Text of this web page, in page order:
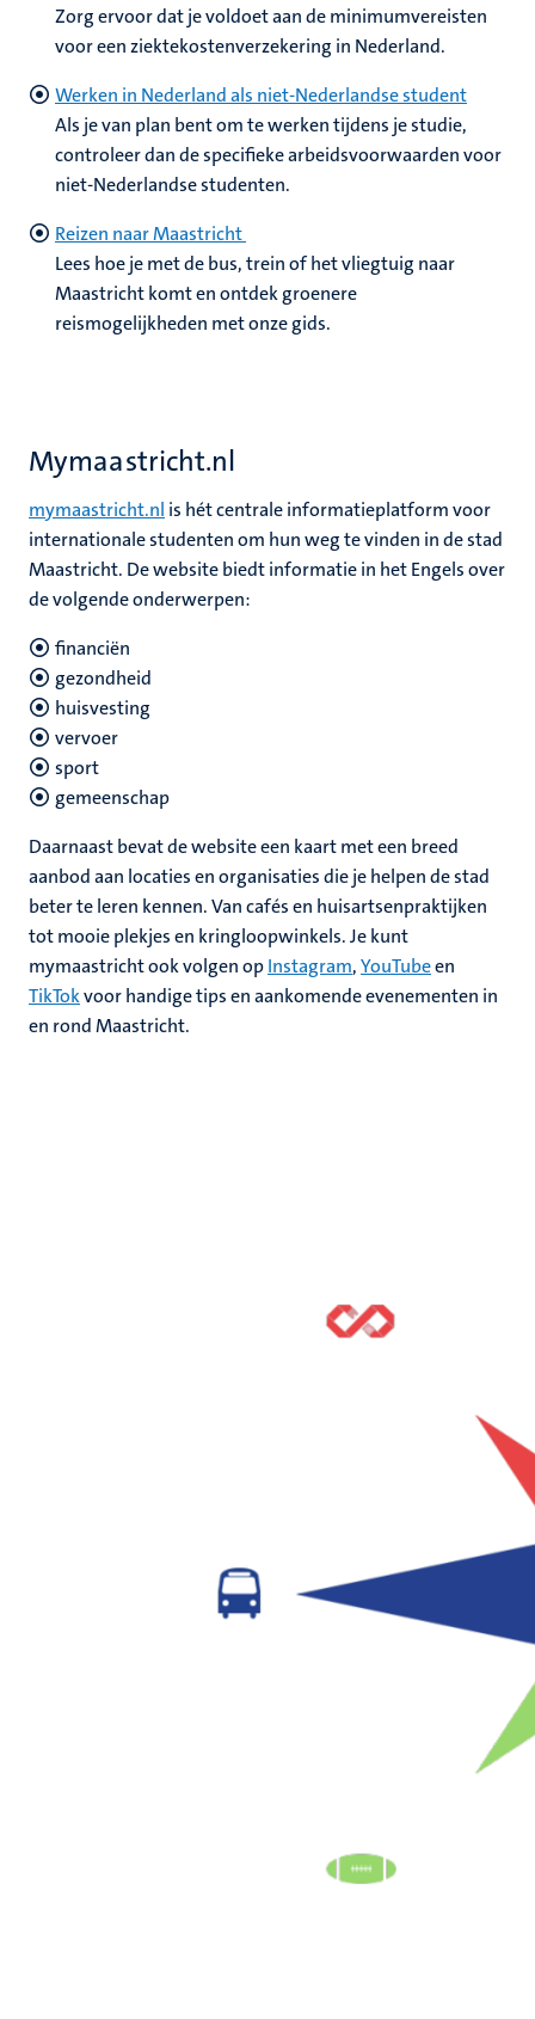
Zorg ervoor dat je voldoet aan de minimumvereisten
voor een ziektekostenverzekering in Nederland.
Werken in Nederland als niet-Nederlandse student
Als je van plan bent om te werken tijdens je studie,
controleer dan de specifieke arbeidsvoorwaarden voor
niet-Nederlandse studenten.
Reizen naar Maastricht
Lees hoe je met de bus, trein of het vliegtuig naar
Maastricht komt en ontdek groenere
reismogelijkheden met onze gids.
Mymaastricht.nl
mymaastricht.nl is hét centrale informatieplatform voor
internationale studenten om hun weg te vinden in de stad
Maastricht. De website biedt informatie in het Engels over
de volgende onderwerpen:
financiën
gezondheid
huisvesting
vervoer
sport
gemeenschap
Daarnaast bevat de website een kaart met een breed
aanbod aan locaties en organisaties die je helpen de stad
beter te leren kennen. Van cafés en huisartsenpraktijken
tot mooie plekjes en kringloopwinkels. Je kunt
mymaastricht ook volgen opInstagram,YouTubeen
TikTokvoor handige tips en aankomende evenementen in
en rond Maastricht.